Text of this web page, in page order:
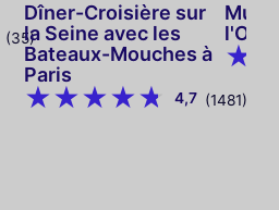
(35)
Dîner-Croisière sur
la Seine avec les
Bateaux-Mouches à
Paris
4,7 (1481)